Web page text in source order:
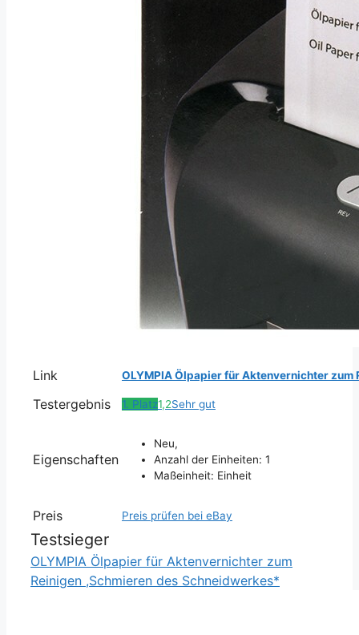
Link OLYMPIA Ölpapier für Aktenvernichter
Testergebnis 1. Platz1,2Sehr gut
Eigenschaften
Neu,
Anzahl der Einheiten: 1
Maßeinheit: Einheit
Preis Preis prüfen bei eBay
Testsieger
OLYMPIA Ölpapier für Aktenvernichter zum
Reinigen ,Schmieren des Schneidwerkes*